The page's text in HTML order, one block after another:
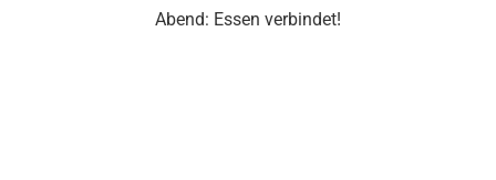
Abend: Essen verbindet!